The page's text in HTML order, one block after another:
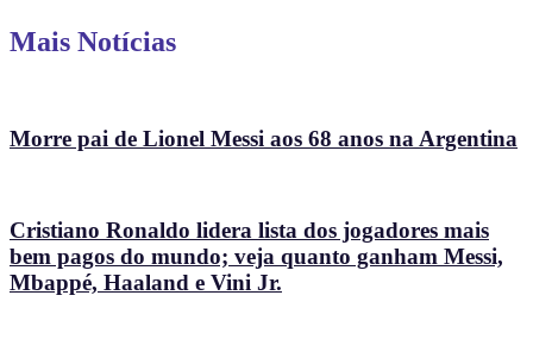
Mais Notícias
Morre pai de Lionel Messi aos 68 anos na Argentina
Cristiano Ronaldo lidera lista dos jogadores mais
bem pagos do mundo; veja quanto ganham Messi,
Mbappé, Haaland e Vini Jr.